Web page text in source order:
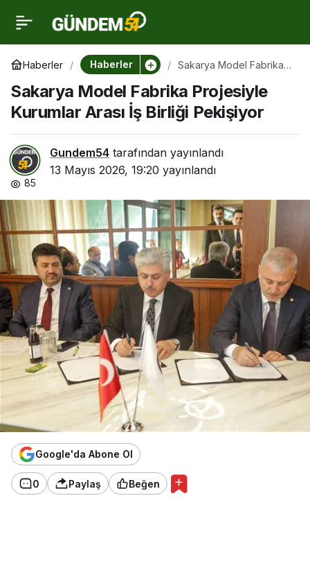
Haberler Haberler
Sakarya Model Fabrika
İş Birliği Pekişiyor
Sakarya Model Fabrika Projesiyle
Kurumlar Arası İş Birliği Pekişiyor
Gundem54 tarafından yayınlandı
13 Mayıs 2026, 19:20 yayınlandı
85
Google'da Abone Ol
0 Paylaş Beğen
Sakarya Model Fabrika
Projesiyle Kurumlar
Arası İş Birliği Pekişiyor